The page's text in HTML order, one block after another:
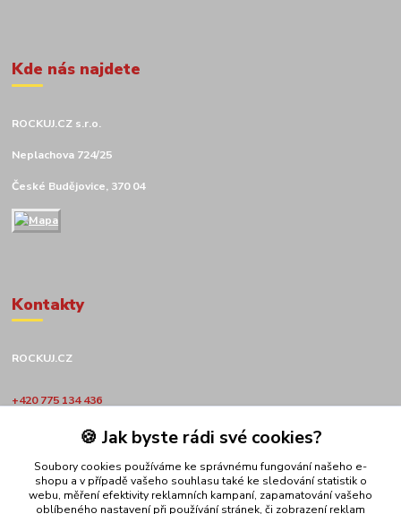
Kde nás najdete
ROCKUJ.CZ s.r.o.
Neplachova 724/25
České Budějovice, 370 04
Kontakty
ROCKUJ.CZ
+420 775 134 436
obchod@rockuj.cz🍪 Jak byste rádi své cookies?
Soubory cookies používáme ke správnému fungování našeho e-
shopu a v případě vašeho souhlasu také ke sledování statistik o
webu, měření efektivity reklamních kampaní, zapamatování vašeho
oblíbeného nastavení při používání stránek, či zobrazení reklam